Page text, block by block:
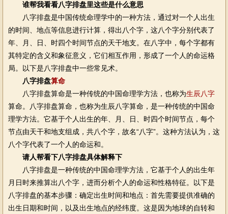
谁帮我看看八字排盘里这些是什么意思
八字排盘是中国传统命理学中的一种方法，通过对一个人出生
的时间、地点等信息进行计算，得出八个字，这八个字分别代表了
年、月、日、时四个时间节点的天干地支。在八字中，每个字都有
其特定的含义和象征意义，它们相互作用，形成了一个人的命运格
局。以下是八字排盘中一些常见术。
八字排盘算命
八字排盘算命是一种传统的中国命理学方法，也称为生辰八字
算命。八字排盘算命，也称为生辰八字算命，是一种传统的中国命
理学方法。它基于个人出生的年、月、日、时四个时间节点，每个
节点由天干和地支组成，共八个字，故名“八字”。这种方法认为，这
八个字代表了一个人的命运和。
请人帮看下八字排盘具体解释下
八字排盘是一种传统的中国命理学方法，它基于个人的出生年
月日时来推算出八个字，进而分析个人的命运和性格特征。以下是
八字排盘的基本步骤：确定出生时间和地点：首先需要提供准确的
出生日期和时间，以及出生地点的经纬度。这是因为地球的自转和